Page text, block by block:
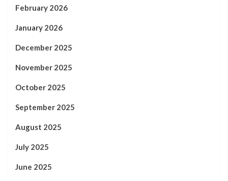
February 2026
January 2026
December 2025
November 2025
October 2025
September 2025
August 2025
July 2025
June 2025